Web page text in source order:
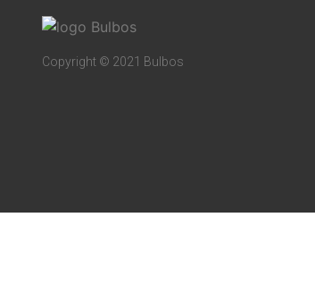
Copyright © 2021 Bulbos